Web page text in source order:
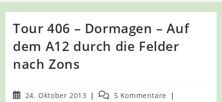
Tour 406 – Dormagen – Auf
dem A12 durch die Felder
nach Zons
Beitrag24. Oktober 2013
Beitrags-5 Kommentare